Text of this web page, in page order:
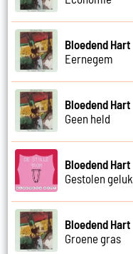
Bloedend Hart
Eernegem
Bloedend Hart
Geen held
Bloedend Hart
Gestolen geluk
Bloedend Hart
Groene gras